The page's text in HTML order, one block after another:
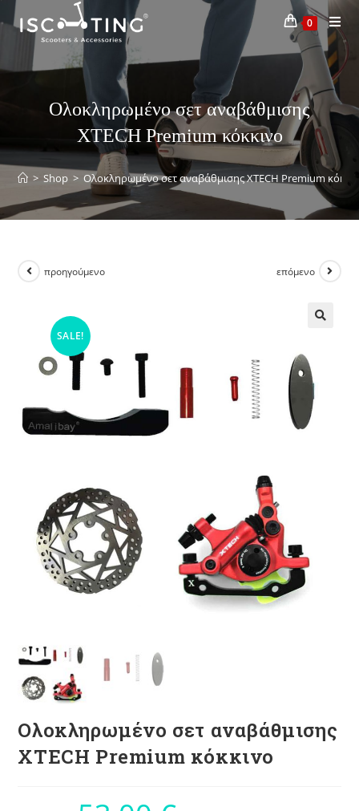
0
Ολοκληρωμένο σετ αναβάθμισης
XTECH Premium κόκκινο
> Shop > Ολοκληρωμένο σετ αναβάθμισης XTECH Premium
SALE!
προηγούμενο επόμενο
Ολοκληρωμένο σετ αναβάθμισης
XTECH Premium κόκκινο